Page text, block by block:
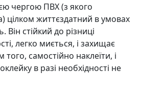
чергою ПВХ (з якого
цілком життєздатний в умовах
стійкий до різниці
легко миється, і захищає
самостійно наклеїти, і
в разі необхідності не